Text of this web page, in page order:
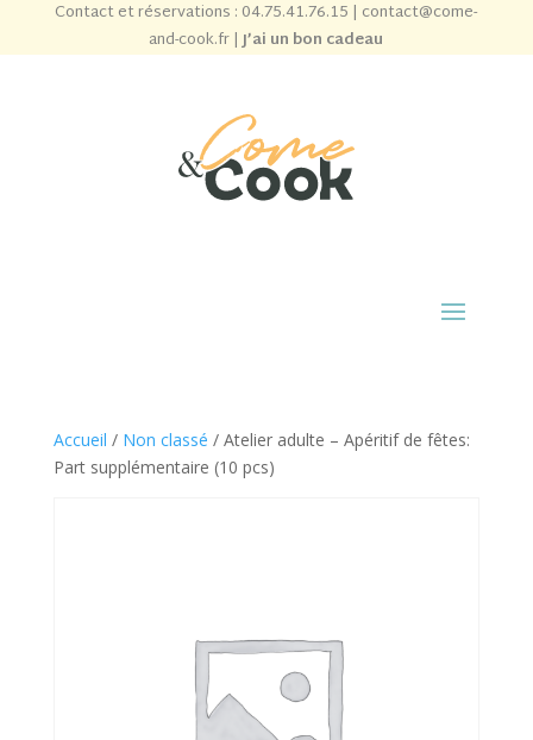
Contact et réservations : 04.75.41.76.15 | contact@come-
and-cook.fr|J’ai un bon cadeau
Accueil / Non classé / Atelier adulte – Apéritif de fêtes:
Part supplémentaire (10 pcs)